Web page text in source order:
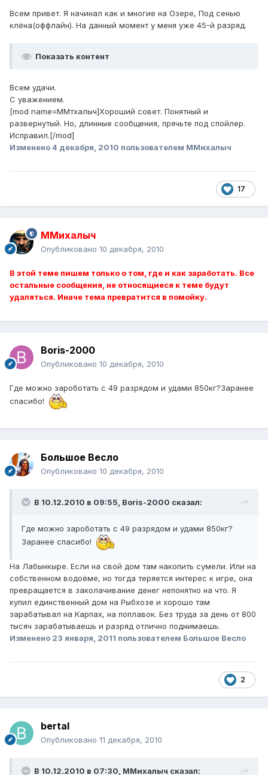
Всем привет. Я начинал как и многие на Озере, Под сенью
клёна(оффлайн). На данный момент у меня уже 45-й разряд.
Показать контент
Всем удачи.
С уважением.
[mod name=ММтхалыч]Хороший совет. Понятный и
развернутый. Но, длинные сообщения, прячьте под спойлер.
Исправил.[/mod]
Изменено4 декабря, 2010 пользователем ММихалыч
17
ММихалыч
Опубликовано 10 декабря, 2010
В этой теме пишем только о том, где и как заработать. Все
остальные сообщения, не относящиеся к теме будут
удаляться. Иначе тема превратится в помойку.
Boris-2000
Опубликовано 10 декабря, 2010
Где можно зароботать с 49 разрядом и удами 850кг?Заранее
спасибо!
Большое Весло
Опубликовано 10 декабря, 2010
В 10.12.2010 в 09:55, Boris-2000 сказал:
Где можно зароботать с 49 разрядом и удами 850кг?
Заранее спасибо!
На Лабынкыре. Если на свой дом там накопить сумели. Или на
собственном водоёме, но тогда теряется интерес к игре, она
превращается в заколачивание денег непонятно на что. Я
купил единственный дом на Рыбхозе и хорошо там
зарабатывал на Карпах, на поплавок. Без труда за день от 800
тысяч зарабатываешь и разряд отлично поднимаешь.
Изменено 23 января, 2011 пользователем Большое Весло
2
bertal
Опубликовано 11 декабря, 2010
В 10.12.2010 в 07:30, ММихалыч сказал: